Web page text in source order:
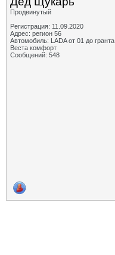
Продвинутый
Регистрация: 11.09.2020
Адрес: регион 56
Автомобиль: LADA от 01 до гранта
Веста комфорт
Сообщений: 548